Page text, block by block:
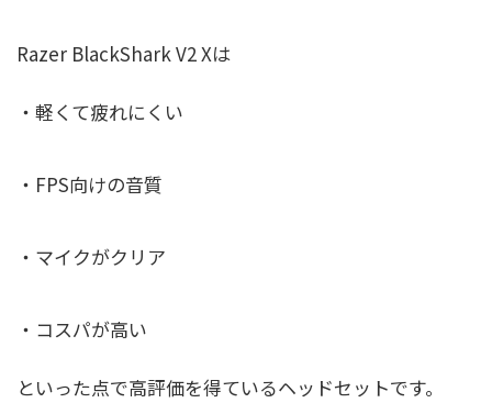
Razer BlackShark V2 Xは
・軽くて疲れにくい
・FPS向けの音質
・マイクがクリア
・コスパが高い
といった点で高評価を得ているヘッドセットです。